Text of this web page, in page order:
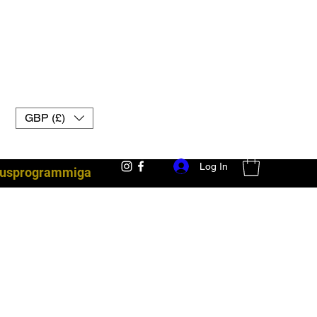
GBP (£)
Log In
võitlusvarustus Ühendkuningriigi muay thai kindad